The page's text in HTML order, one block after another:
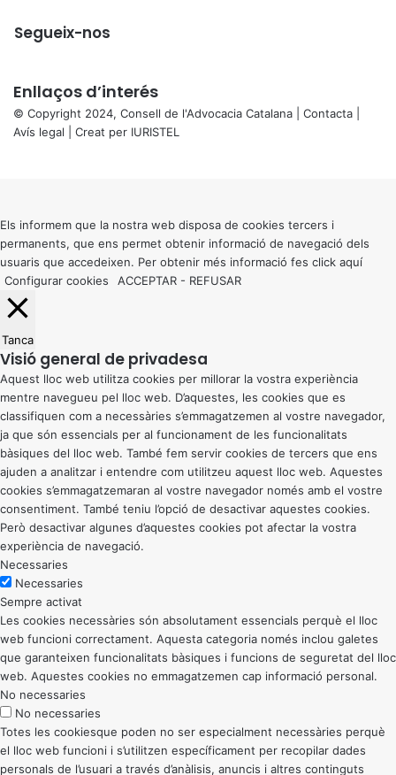
Segueix-nos
Enllaços d’interés
© Copyright 2024, Consell de l'Advocacia Catalana | Contacta
Avís legal | Creat per IURISTEL
button
Els informem que la nostra web disposa de cookies tercers i
permanents, que ens permet obtenir informació de navegació dels
usuaris que accedeixen. Per obtenir més informació fes click aquí
Configurar cookies
ACCEPTAR - REFUSAR
Tanca
Visió general de privadesa
Aquest lloc web utilitza cookies per millorar la vostra experiència
mentre navegueu pel lloc web. D’aquestes, les cookies que es
classifiquen com a necessàries s’emmagatzemen al vostre navegador,
ja que són essencials per al funcionament de les funcionalitats
bàsiques del lloc web. També fem servir cookies de tercers que ens
ajuden a analitzar i entendre com utilitzeu aquest lloc web. Aquestes
cookies s’emmagatzemaran al vostre navegador només amb el vostre
consentiment. També teniu l’opció de desactivar aquestes cookies.
Però desactivar algunes d’aquestes cookies pot afectar la vostra
experiència de navegació.
Necessaries
Necessaries
Sempre activat
Les cookies necessàries són absolutament essencials perquè el lloc
web funcioni correctament. Aquesta categoria només inclou galetes
que garanteixen funcionalitats bàsiques i funcions de seguretat del lloc
web. Aquestes cookies no emmagatzemen cap informació personal.
No necessaries
No necessaries
Totes les cookiesque poden no ser especialment necessàries perquè
el lloc web funcioni i s’utilitzen específicament per recopilar dades
personals de l’usuari a través d’anàlisis, anuncis i altres continguts